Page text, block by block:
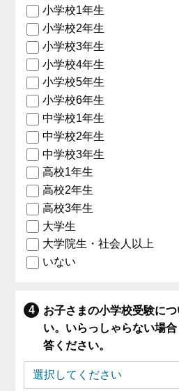
小学校1年生
小学校2年生
小学校3年生
小学校4年生
小学校5年生
小学校6年生
中学校1年生
中学校2年生
中学校3年生
高校1年生
高校2年生
高校3年生
大学生
大学院生・社会人以上
いない
お子さまの小学校受験に
い。いらっしゃらない場
答ください。